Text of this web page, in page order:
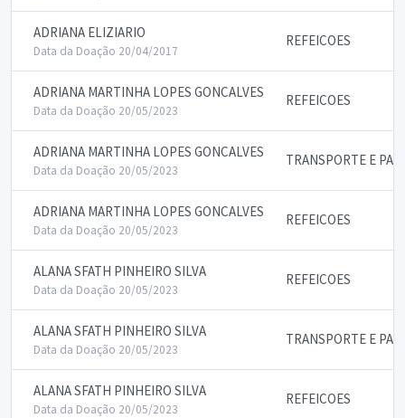
ADRIANA ELIZIARIO
Data da Doação 20/04/2017
REFEICOES
ADRIANA MARTINHA LOPES GONCALVES
Data da Doação 20/05/2023
REFEICOES
ADRIANA MARTINHA LOPES GONCALVES
Data da Doação 20/05/2023
TRANSPORTE E
ADRIANA MARTINHA LOPES GONCALVES
Data da Doação 20/05/2023
REFEICOES
ALANA SFATH PINHEIRO SILVA
Data da Doação 20/05/2023
REFEICOES
ALANA SFATH PINHEIRO SILVA
Data da Doação 20/05/2023
TRANSPORTE E
ALANA SFATH PINHEIRO SILVA
Data da Doação 20/05/2023
REFEICOES